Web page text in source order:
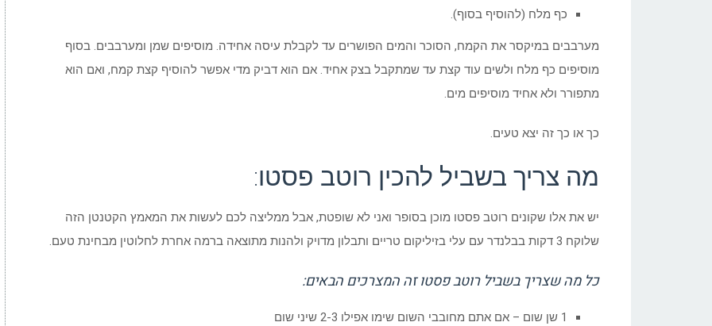
כף מלח (להוסיף בסוף).
מערבבים במיקסר את הקמח, הסוכר והמים הפושרים עד לקבלת עיסה אחידה. מוסיפים שמן ומערבבים. בסוף
מוסיפים כף מלח ולשים עוד קצת עד שמתקבל בצק אחיד. אם הוא דביק מדי אפשר להוסיף קצת קמח, ואם הוא
מתפורר ולא אחיד מוסיפים מים.
כך או כך זה יצא טעים.
מה צריך בשביל להכין רוטב פסטו:
יש את אלו שקונים רוטב פסטו מוכן בסופר ואני לא שופטת, אבל ממליצה לכם לעשות את המאמץ הקטנטן הזה
שלוקח 3 דקות בבלנדר עם עלי בזיליקום טריים ותבלון מדויק ולהנות מתוצאה ברמה אחרת לחלוטין מבחינת טעם.
כל מה שצריך בשביל רוטב פסטו זה המצרכים הבאים:
1 שן שום – אם אתם מחובבי השום שימו אפילו 2-3 שיני שום